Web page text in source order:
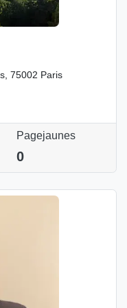
75002 Paris
Pagejaunes
0